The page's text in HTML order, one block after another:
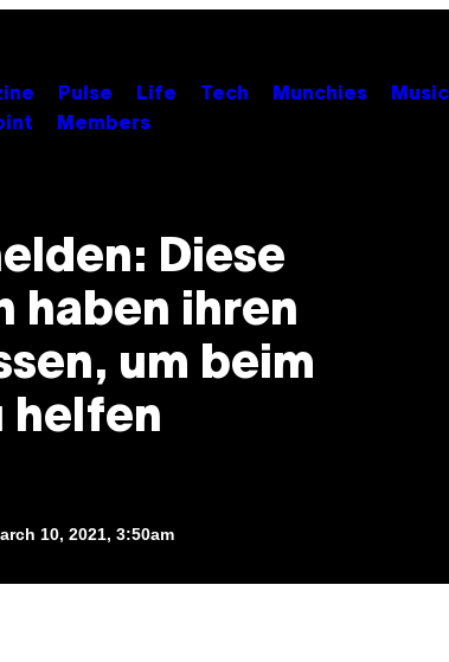
Pulse Life Tech Munchies
Music
Members
Diese
haben ihren
um beim
helfen
10, 2021, 3:50am